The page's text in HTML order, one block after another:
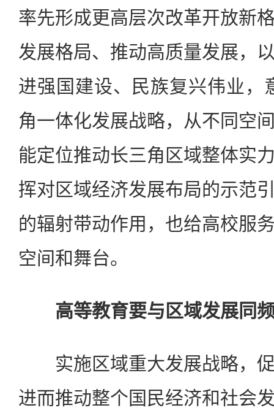
率先形成更高层次改革开放新
发展格局、推动高质量发展，
进强国建设、民族复兴伟业，
角一体化发展战略，从不同空
能定位推动长三角区域整体实
挥对区域经济发展布局的示范
的辐射带动作用，也给高校服
空间和舞台。
高等教育要与区域发展同
实施区域重大发展战略，促
进而推动整个国民经济和社会